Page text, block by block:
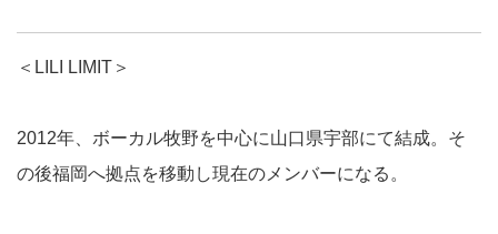
＜LILI LIMIT＞
2012年、ボーカル牧野を中心に山口県宇部にて結成。そ
の後福岡へ拠点を移動し現在のメンバーになる。